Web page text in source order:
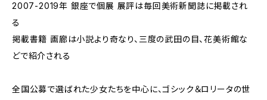
2007-2019年 銀座で個展 展評は毎回美術新聞誌に掲載され
る
掲載書籍 画廊は小説より奇なり、三度の武田の目、花美術館な
どで紹介される
全国公募で選ばれた少女たちを中心に、ゴシック＆ロリータの世